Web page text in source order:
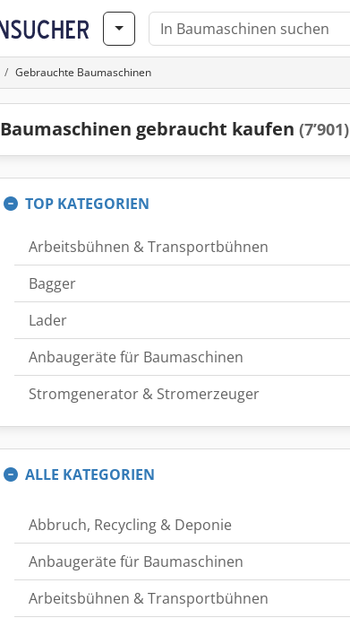
Gebrauchte Baumaschinen
Baumaschinen gebraucht kaufen (7’901)
TOP KATEGORIEN
Arbeitsbühnen & Transportbühnen
Bagger
Lader
Anbaugeräte für Baumaschinen
Stromgenerator & Stromerzeuger
ALLE KATEGORIEN
Abbruch, Recycling & Deponie
Anbaugeräte für Baumaschinen
Arbeitsbühnen & Transportbühnen